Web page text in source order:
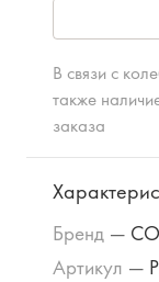
В связи с
также
заказа
Бренд —
Артикул —